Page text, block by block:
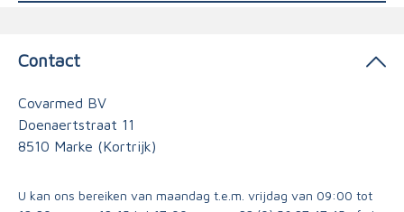
Contact
Covarmed BV
Doenaertstraat 11
8510 Marke (Kortrijk)
U kan ons bereiken van maandag t.e.m. vrijdag van 09:00 tot